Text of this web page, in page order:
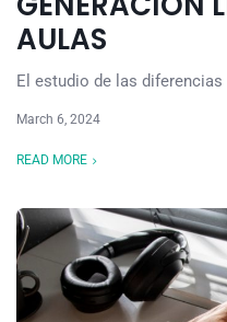
AULAS
El estudio de las
March 6, 2024
READ MORE